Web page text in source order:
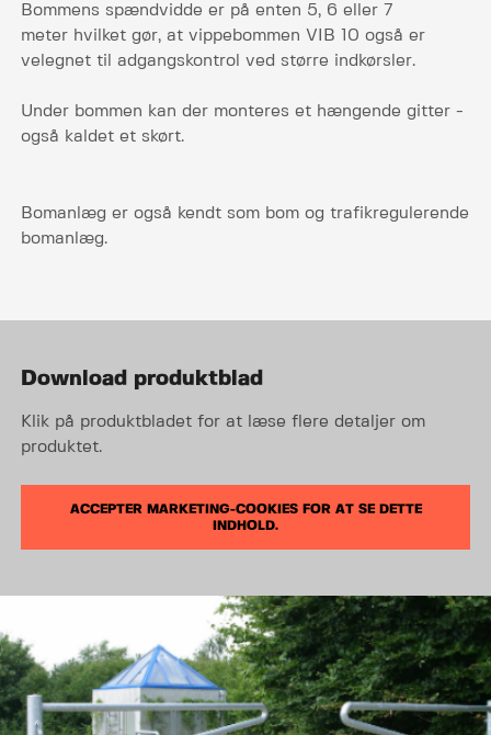
Bommens spændvidde er på enten 5, 6 eller 7
meter hvilket gør, at vippebommen VIB 10 også er
velegnet til adgangskontrol ved større indkørsler.
Under bommen kan der monteres et hængende gitter -
også kaldet et skørt.
Bomanlæg er også kendt som bom og trafikregulerende
bomanlæg.
Download produktblad
Klik på produktbladet for at læse flere detaljer om
produktet.
ACCEPTER MARKETING-COOKIES FOR AT SE DETTE
INDHOLD.